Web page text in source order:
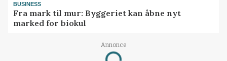
BUSINESS
Fra mark til mur: Byggeriet kan åbne nyt
marked for biokul
Annonce